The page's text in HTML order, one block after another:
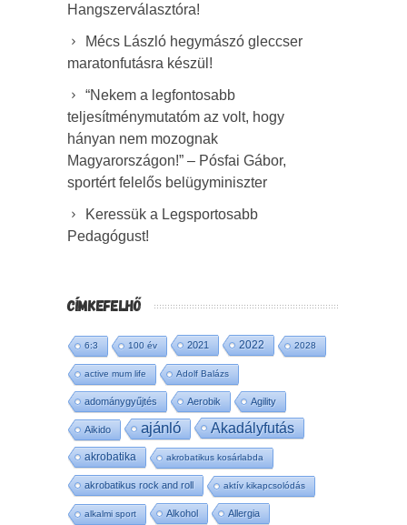
Hangszerválasztóra!
Mécs László hegymászó gleccser
maratonfutásra készül!
“Nekem a legfontosabb
teljesítménymutatóm az volt, hogy
hányan nem mozognak
Magyarországon!” – Pósfai Gábor,
sportért felelős belügyminiszter
Keressük a Legsportosabb
Pedagógust!
CÍMKEFELHŐ
6:3 100 év 2021 2022 2028
active mum life Adolf Balázs
adománygyűjtés Aerobik Agility
Aikido ajánló Akadályfutás
akrobatika akrobatikus kosárlabda
akrobatikus rock and roll aktív kikapcsolódás
alkalmi sport Alkohol Allergia